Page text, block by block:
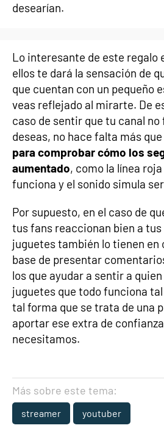
desearían.
Lo interesante de este regalo
ellos te dará la sensación de
que cuentan con un pequeño
veas reflejado al mirarte. De
caso de sentir que tu canal
deseas, no hace falta más
para comprobar cómo los
aumentado, como la línea
funciona y el sonido simula
Por supuesto, en el caso de
tus fans reaccionan bien a
juguetes también lo tienen en
base de presentar
los que ayudar a sentir a
juguetes que todo funciona
tal forma que se trata de una
aportar ese extra de
necesitamos.
Más sobre este tema:
streamer youtuber